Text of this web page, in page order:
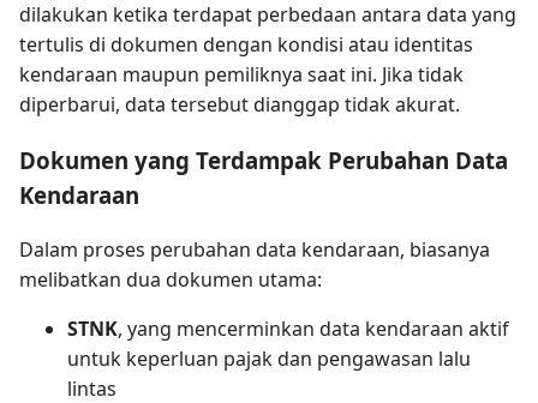
dilakukan ketika terdapat perbedaan antara data yang
tertulis di dokumen dengan kondisi atau identitas
kendaraan maupun pemiliknya saat ini. Jika tidak
diperbarui, data tersebut dianggap tidak akurat.
Dokumen yang Terdampak Perubahan Data
Kendaraan
Dalam proses perubahan data kendaraan, biasanya
melibatkan dua dokumen utama:
STNK, yang mencerminkan data kendaraan aktif
untuk keperluan pajak dan pengawasan lalu
lintas